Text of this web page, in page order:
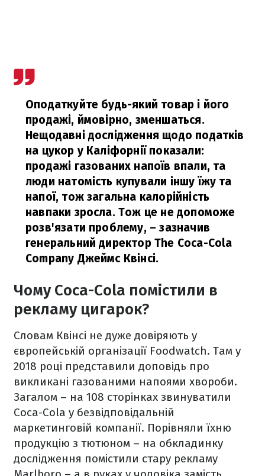
Оподаткуйте будь-який товар і його
продажі, ймовірно, зменшаться.
Нещодавні дослідження щодо податків
на цукор у Каліфорнії показали:
продажі газованих напоїв впали, та
люди натомість купували іншу їжу та
напої, тож загальна калорійність
навпаки зросла. Тож це не допоможе
розв'язати проблему, – зазначив
генеральний директор The Coca-Cola
Company Джеймс Квінсі.
Чому Coca-Cola помістили в
рекламу цигарок?
Словам Квінсі не дуже довіряють у
європейській організації Foodwatch. Там у
2018 році представили доповідь про
викликані газованими напоями хвороби.
Загалом – на 108 сторінках звинуватили
Coca-Cola у безвідповідальній
маркетинговій компанії. Порівняли їхню
продукцію з тютюном – на обкладинку
дослідження помістили стару рекламу